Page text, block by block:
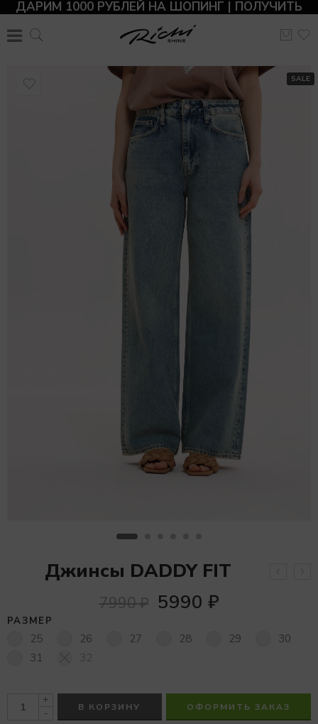
ДАРИМ 1000 РУБЛЕЙ НА ШОПИНГ | ПОЛУЧИТЬ
SALE
Джинсы DADDY FIT
7990₽ 5990 ₽
РАЗМЕР
25 26 27 28 29
30
31
+
-
В КОРЗИНУ ОФОРМИТЬ ЗАКАЗ